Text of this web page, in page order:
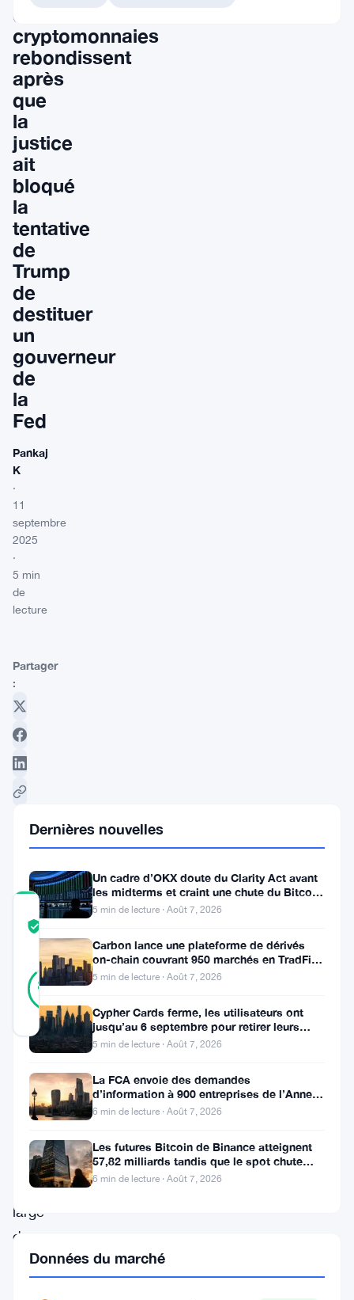
des
cryptomonnaies
rebondissent
après
que
la
justice
ait
bloqué
la
tentative
de
Trump
de
destituer
un
gouverneur
de
la
Fed
Pankaj
K
·
11
septembre
2025
·
5 min
de
lecture
Partager
:
COMMUNITY
SCORE
88%
Vérifié
votes
Mis à jour 11 mois il y a
Bitcoin
marché
plus
large
des
cryptomonnaies
Dernières nouvelles
Un cadre d’OKX doute du Clarity Act avant
les midterms et craint une chute du Bitcoin
à 55 000 $
5 min de lecture · Août 7, 2026
Carbon lance une plateforme de dérivés
on-chain couvrant 950 marchés en TradFi et
crypto
5 min de lecture · Août 7, 2026
Cypher Cards ferme, les utilisateurs ont
jusqu’au 6 septembre pour retirer leurs
fonds
5 min de lecture · Août 7, 2026
La FCA envoie des demandes
d’information à 900 entreprises de l’Annexe
1 contre le blanchiment
6 min de lecture · Août 7, 2026
Les futures Bitcoin de Binance atteignent
57,82 milliards tandis que le spot chute
huit fois
6 min de lecture · Août 7, 2026
Données du marché